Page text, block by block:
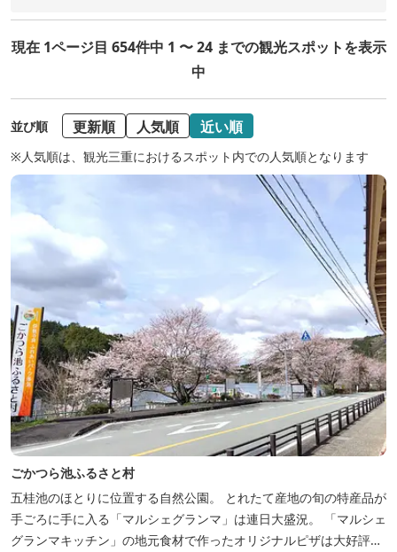
現在 1ページ目 654件中 1 〜 24 までの観光スポットを表示
中
並び順 更新順 人気順 近い順
※人気順は、観光三重におけるスポット内での人気順となります
ごかつら池ふるさと村
五桂池のほとりに位置する自然公園。 とれたて産地の旬の特産品が
手ごろに手に入る「マルシェグランマ」は連日大盛況。 「マルシェ
グランマキッチン」の地元食材で作ったオリジナルピザは大好評！